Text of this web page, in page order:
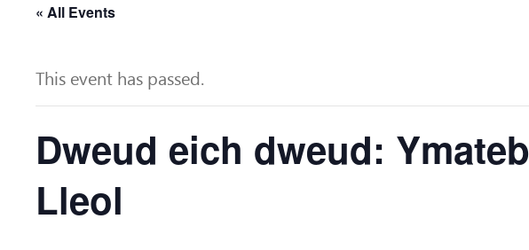
« All Events
This event has passed.
Dweud eich dweud:
Lleol